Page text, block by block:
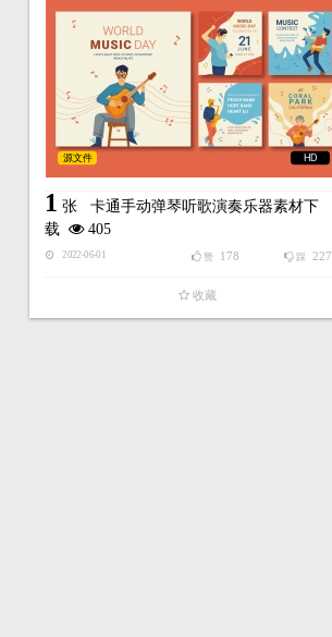
HD
源文件
1 张 卡通手动弹琴听歌演奏乐器素材下
载
405
2022-06-01 踩 227
赞 178
收藏